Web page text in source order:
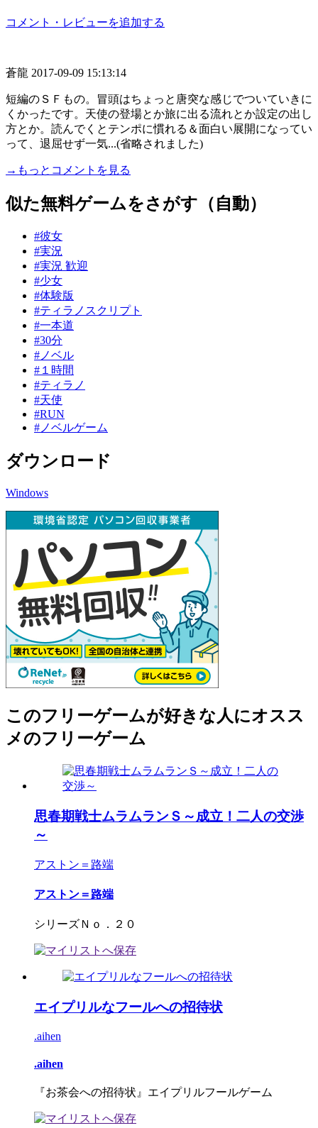
コメント・レビューを追加する
蒼龍 2017-09-09 15:13:14
短編のＳＦもの。冒頭はちょっと唐突な感じでついていきに
くかったです。天使の登場とか旅に出る流れとか設定の出し
方とか。読んでくとテンポに慣れる＆面白い展開になってい
って、退屈せず一気...(省略されました)
→もっとコメントを見る
似た無料ゲームをさがす（自動）
#彼女
#実況
#実況 歓迎
#少女
#体験版
#ティラノスクリプト
#一本道
#30分
#ノベル
#１時間
#ティラノ
#天使
#RUN
#ノベルゲーム
ダウンロード
Windows
このフリーゲームが好きな人にオスス
メのフリーゲーム
思春期戦士ムラムランＳ～成立！二人の交渉
～
アストン＝路端
アストン＝路端
シリーズＮｏ．２０
エイプリルなフールへの招待状
.aihen
.aihen
『お茶会への招待状』エイプリルフールゲーム